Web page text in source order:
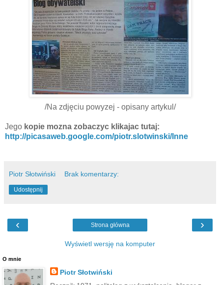
/Na zdjęciu powyzej - opisany artykul/
Jego kopie mozna zobaczyc klikajac tutaj:
http://picasaweb.google.com/piotr.slotwinski/Inne
Piotr Słotwiński Brak komentarzy:
Udostępnij
‹ ›
Strona główna
Wyświetl wersję na komputer
O mnie
Piotr Słotwiński